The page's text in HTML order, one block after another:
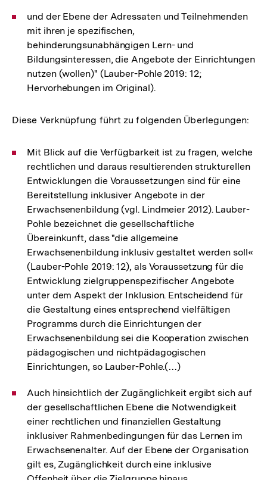
und der Ebene der Adressaten und Teilnehmenden
mit ihren je spezifischen,
behinderungsunabhängigen Lern- und
Bildungsinteressen, die Angebote der Einrichtungen
nutzen (wollen)" (Lauber-Pohle 2019: 12;
Hervorhebungen im Original).
Diese Verknüpfung führt zu folgenden Überlegungen:
Mit Blick auf die Verfügbarkeit ist zu fragen, welche
rechtlichen und daraus resultierenden strukturellen
Entwicklungen die Voraussetzungen sind für eine
Bereitstellung inklusiver Angebote in der
Erwachsenenbildung (vgl. Lindmeier 2012). Lauber-
Pohle bezeichnet die gesellschaftliche
Übereinkunft, dass "die allgemeine
Erwachsenenbildung inklusiv gestaltet werden soll«
(Lauber-Pohle 2019: 12), als Voraussetzung für die
Entwicklung zielgruppenspezifischer Angebote
unter dem Aspekt der Inklusion. Entscheidend für
die Gestaltung eines entsprechend vielfältigen
Programms durch die Einrichtungen der
Erwachsenenbildung sei die Kooperation zwischen
pädagogischen und nichtpädagogischen
Einrichtungen, so Lauber-Pohle.(…)
Auch hinsichtlich der Zugänglichkeit ergibt sich auf
der gesellschaftlichen Ebene die Notwendigkeit
einer rechtlichen und finanziellen Gestaltung
inklusiver Rahmenbedingungen für das Lernen im
Erwachsenenalter. Auf der Ebene der Organisation
gilt es, Zugänglichkeit durch eine inklusive